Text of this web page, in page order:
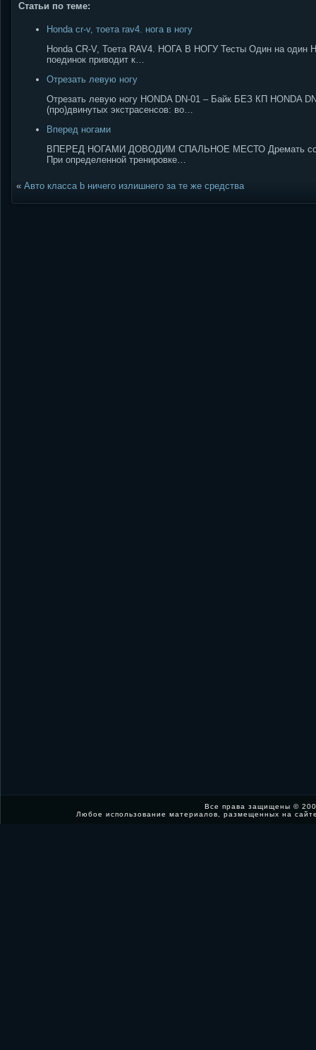
Статьи по теме:
Honda cr-v, тоета rav4. нога в ногу
Honda CR-V, Тоета RAV4. НОГА В НОГУ Тесты Один на один
поединок приводит к…
Отрезать левую ногу
Отрезать левую ногу HONDA DN-01 – Байк БЕЗ КП HONDA
(про)двинутых экстрасенсов: во…
Вперед ногами
ВПЕРЕД НОГАМИ ДОВОДИМ СПАЛЬНОЕ МЕСТО Дремать
При определенной тренировке…
« Авто класса b ничего излишнего за те же средства
Все права защищены ©
Любое использование материалов, размещенных на